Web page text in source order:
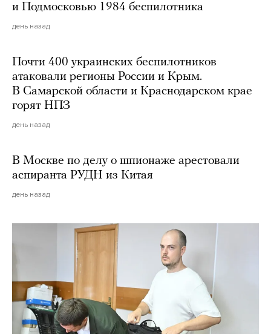
и Подмосковью 1984 беспилотника
день назад
Почти 400 украинских беспилотников
атаковали регионы России и Крым.
В Самарской области и Краснодарском крае
горят НПЗ
день назад
В Москве по делу о шпионаже арестовали
аспиранта РУДН из Китая
день назад